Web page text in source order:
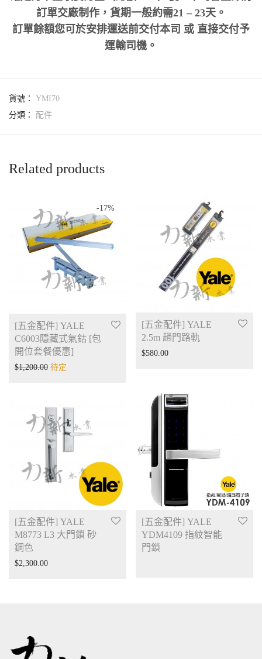
訂單交廠制作，貨期一般約需21 – 23天。
訂單餘額您可於安排運送前交付本司 或 直接交付予
運輸司機。
貨號： YMI70
分類： 配件
Related products
-17%
[五金配件] YALE
C6003隱藏式氣鈷 [包
開位套餐優惠]
$1,200.00 待定
[五金配件] YALE
2.5m 趟門路軌
$580.00
[五金配件] YALE
M8773 L3 大門鎖 砂
鋼色
$2,300.00
[五金配件] YALE
YDM4109 指紋智能
門鎖